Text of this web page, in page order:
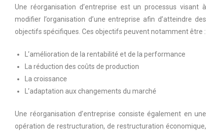
Une réorganisation d’entreprise est un processus visant à
modifier l’organisation d’une entreprise afin d’atteindre des
objectifs spécifiques. Ces objectifs peuvent notamment être :
L’amélioration de la rentabilité et de la performance
La réduction des coûts de production
La croissance
L’adaptation aux changements du marché
Une réorganisation d’entreprise consiste également en une
opération de restructuration, de restructuration économique,